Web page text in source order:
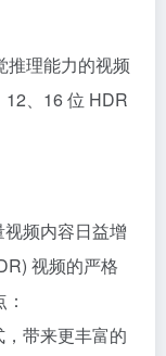
推理能力的视频
、16 位 HDR
频内容日益增
视频的严格
带来更丰富的